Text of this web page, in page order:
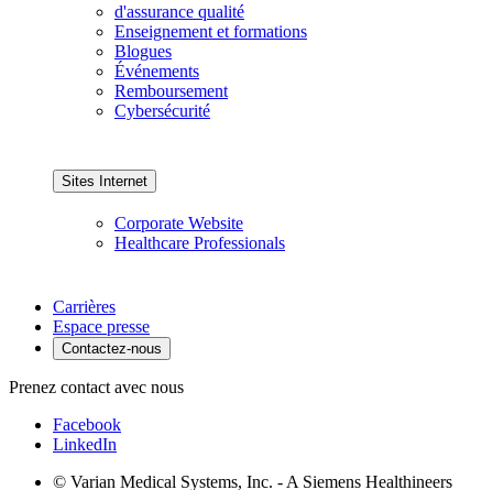
d'assurance qualité
Enseignement et formations
Blogues
Événements
Remboursement
Cybersécurité
Sites Internet
Corporate Website
Healthcare Professionals
Carrières
Espace presse
Contactez-nous
Prenez contact avec nous
Facebook
LinkedIn
© Varian Medical Systems, Inc. - A Siemens Healthineers